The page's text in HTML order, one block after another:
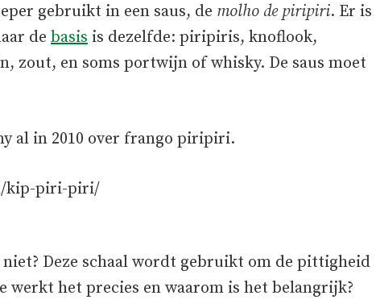
gebruikt in een saus, de molho de piripiri. Er is
de basis is dezelfde: piripiris, knoflook,
zout, en soms portwijn of whisky. De saus moet
al in 2010 over frango piripiri.
kip-piri-piri/
niet? Deze schaal wordt gebruikt om de pittigheid
werkt het precies en waarom is het belangrijk?